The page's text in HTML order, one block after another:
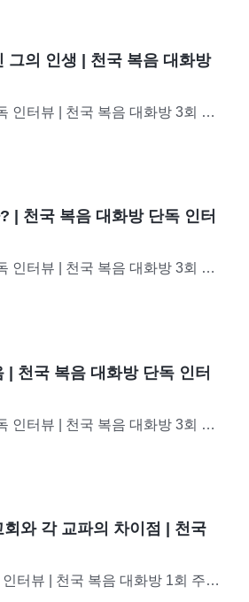
그의 인생 | 천국 복음 대화방
터뷰 | 천국 복음 대화방 3회 윌
나는 여러 인기...
| 천국 복음 대화방 단독 인터
인터뷰 | 천국 복음 대화방 3회 윌
나는 여러 인기...
천국 복음 대화방 단독 인터
인터뷰 | 천국 복음 대화방 3회 윌
나는 여러 인기...
와 각 교파의 차이점 | 천국
뷰 | 천국 복음 대화방 1회 주님